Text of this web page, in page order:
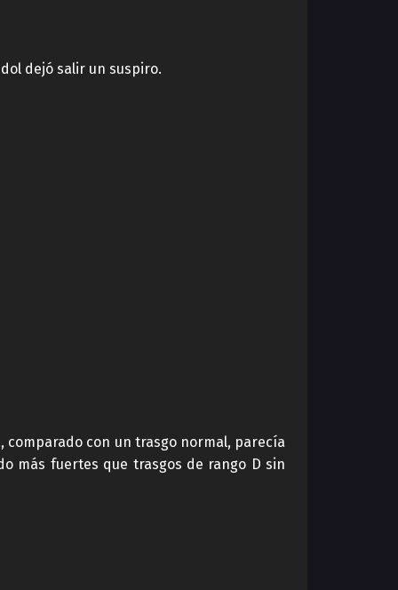
dejó salir un suspiro.
comparado con un trasgo normal, parecía
más fuertes que trasgos de rango D sin